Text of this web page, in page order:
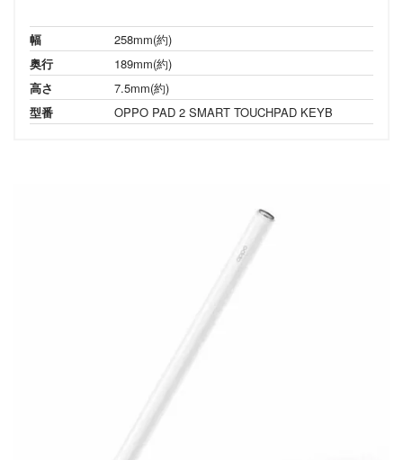
幅
258mm(約)
奥行
189mm(約)
高さ
7.5mm(約)
型番
OPPO PAD 2 SMART TOUCHPAD KEYB